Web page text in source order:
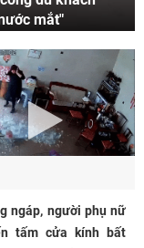
mắt"
ngáp, người phụ nữ
tấm cửa kính bất